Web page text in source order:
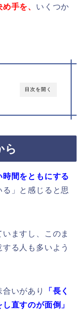
手を、 いくつか
目次を開く
ら
時間をともにする
る」と感じると思
ますし、このま
る人も多いよう
いがあり
「長く
直すのが面倒」